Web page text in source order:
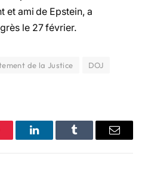
et ami de Epstein, a
le 27 février.
de la Justice
DOJ
LinkedInTumblr Email